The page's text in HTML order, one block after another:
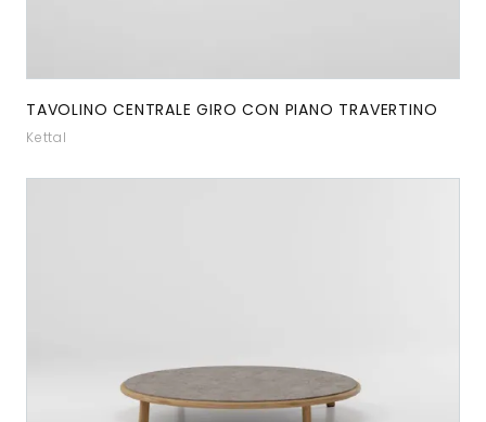
TAVOLINO CENTRALE GIRO CON PIANO TRAVERTINO
Kettal